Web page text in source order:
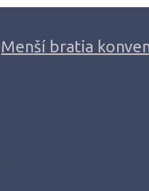
Menší bratia